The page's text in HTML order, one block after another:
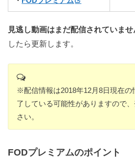
見逃し動画はまだ配信されていませ
したら更新します。
※配信情報は2018年12月8日現在の
了している可能性がありますので
さい。
FODプレミアムのポイント